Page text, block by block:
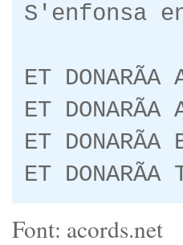
S'enfonsa
ET
ET
ET
ET
Font: acords.net